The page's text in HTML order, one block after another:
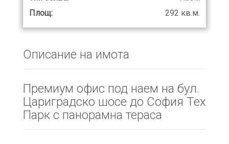
Площ:
292 кв.м.
Описание на имота
Премиум офис под наем на бул.
Цариградско шосе до София Тех
Парк с панорамна тераса